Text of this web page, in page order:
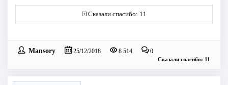
Сказали спасибо: 11
Mansory 25/12/2018 8 514 0
Сказали спасибо: 11